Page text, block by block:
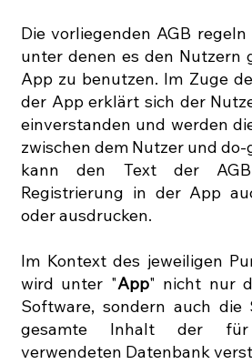
Die vorliegenden AGB
unter denen es den Nutzern
App zu benutzen. Im Zuge
der App erklärt sich der
einverstanden und werden
zwischen dem Nutzer und
kann den Text der
Registrierung in der App
oder ausdrucken.
Im Kontext des jeweiligen
wird unter "App" nicht nur
Software, sondern auch
gesamte Inhalt der
verwendeten Datenbank